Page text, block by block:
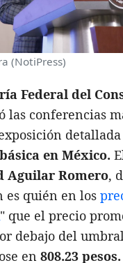
(NotiPress)
Federal del
las conferencias
en México.
Aguilar Romero,
es quién en los
" que el precio
debajo del
en 808.23 pesos.